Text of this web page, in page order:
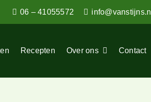
06 – 41055572 info@vanstijns.nl
Recepten Over ons Contact